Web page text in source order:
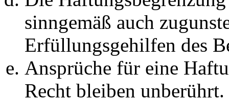
sinngemäß auch
Erfüllungsgehilfen des
Ansprüche für eine
Recht bleiben unberührt.